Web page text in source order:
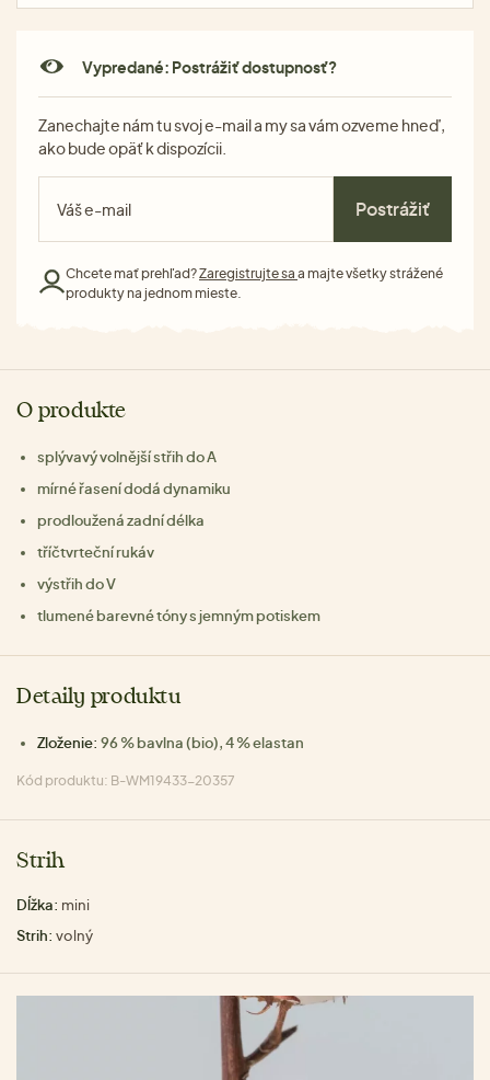
Vypredané: Postrážiť dostupnosť?
Zanechajte nám tu svoj e-mail a my sa vám ozveme hneď,
ako bude opäť k dispozícii.
Postrážiť
Chcete mať prehľad?Zaregistrujte sa a majte všetky strážené
produkty na jednom mieste.
O produkte
splývavý volnější střih do A
mírné řasení dodá dynamiku
prodloužená zadní délka
tříčtvrteční rukáv
výstřih do V
tlumené barevné tóny s jemným potiskem
Detaily produktu
Zloženie: 96 % bavlna (bio), 4 % elastan
Kód produktu: B-WM19433-20357
Strih
Dĺžka: mini
Strih: volný